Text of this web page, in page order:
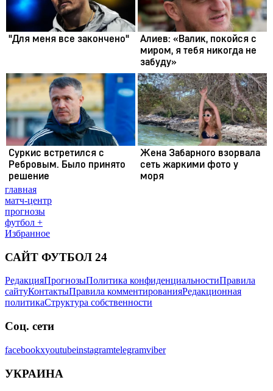
главная
матч-центр
прогнозы
футбол +
Избранное
САЙТ ФУТБОЛ 24
РедакцияПрогнозыПолитика конфиденциальностиПравила
сайтуКонтактыПравила комментированияРедакционная
политикаСтруктура собственности
Соц. сети
facebookxyoutubeinstagramtelegramviber
УКРАИНА